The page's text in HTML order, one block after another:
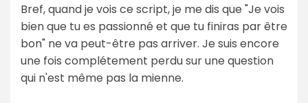
Bref, quand je vois ce script, je me dis que "Je vois
bien que tu es passionné et que tu finiras par être
bon" ne va peut-être pas arriver. Je suis encore
une fois complétement perdu sur une question
qui n'est même pas la mienne.